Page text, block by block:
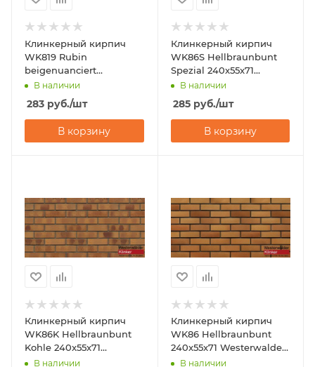
Клинкерный кирпич
WK819 Rubin
beigenuanciert
240x55x71 Westerwalder
В наличии
283 руб./шт
В корзину
Клинкерный кирпич
WK86S Hellbraunbunt
Spezial 240x55x71
Westerwalder Klinker
В наличии
285руб./шт
В корзину
Клинкерный кирпич
WK86K Hellbraunbunt
Kohle 240x55x71
Westerwalder Klinker
В наличии
Клинкерный кирпич
WK86 Hellbraunbunt
240x55x71 Westerwalder
Klinker
В наличии